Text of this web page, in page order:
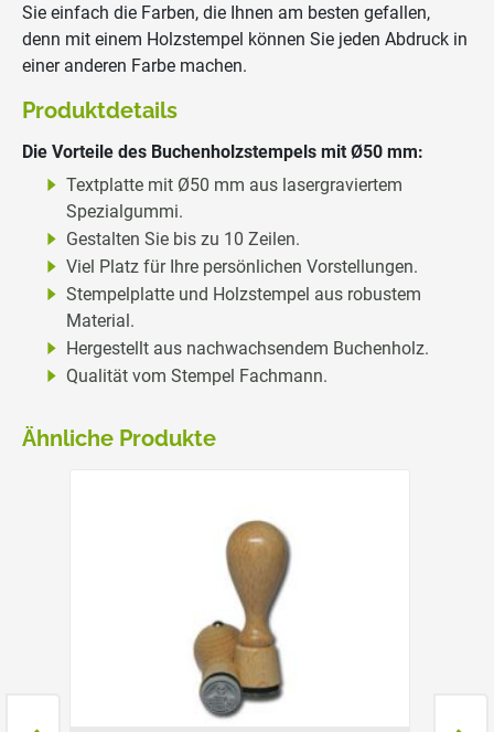
Sie einfach die Farben, die Ihnen am besten gefallen,
denn mit einem Holzstempel können Sie jeden Abdruck in
einer anderen Farbe machen.
Produktdetails
Die Vorteile des Buchenholzstempels mit Ø50 mm:
Textplatte mit Ø50 mm aus lasergraviertem
Spezialgummi.
Gestalten Sie bis zu 10 Zeilen.
Viel Platz für Ihre persönlichen Vorstellungen.
Stempelplatte und Holzstempel aus robustem
Material.
Hergestellt aus nachwachsendem Buchenholz.
Qualität vom Stempel Fachmann.
Ähnliche Produkte